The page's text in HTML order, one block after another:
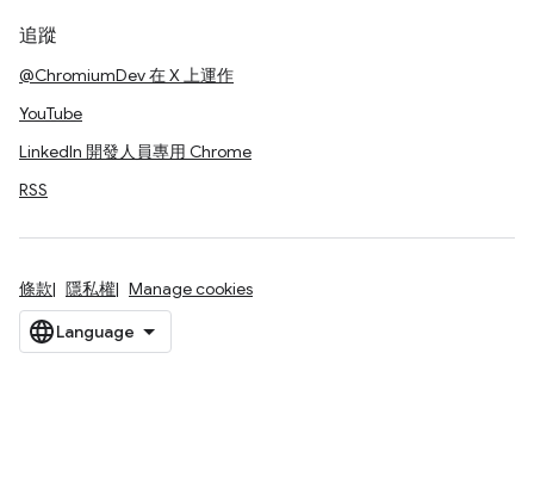
追蹤
@ChromiumDev 在 X 上運作
YouTube
LinkedIn 開發人員專用 Chrome
RSS
條款 隱私權 Manage cookies